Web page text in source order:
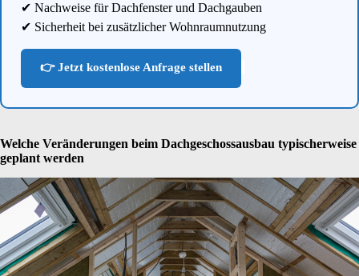
✔ Nachweise für Dachfenster und Dachgauben
✔ Sicherheit bei zusätzlicher Wohnraumnutzung
👉 Jetzt kostenlose Anfrage stellen
Welche Veränderungen beim Dachgeschossausbau typischerweise
geplant werden